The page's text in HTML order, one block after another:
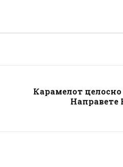
Карамелот